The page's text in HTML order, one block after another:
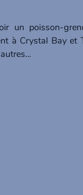
un poisson-
à Crystal Bay et